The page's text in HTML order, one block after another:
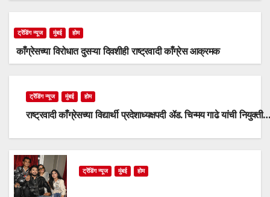
ट्रेंडिंग न्यूज मुंबई होम
काँग्रेसच्या विरोधात दुसऱ्या दिवशीही राष्ट्रवादी काँग्रेस आक्रमक
ट्रेंडिंग न्यूज मुंबई होम
राष्ट्रवादी काँग्रेसच्या विद्यार्थी प्रदेशाध्यक्षपदी ॲड. चिन्मय गाढे यांची नियुक्ती…
ट्रेंडिंग न्यूज मुंबई होम